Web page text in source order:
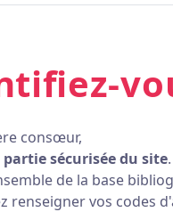
consœur,
partie sécurisée du site.
de la base
renseigner vos codes